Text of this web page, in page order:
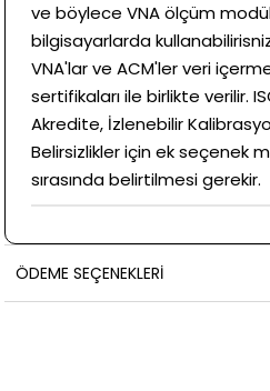
ve böylece VNA ölçüm
bilgisayarlarda
VNA'lar ve ACM'ler veri
sertifikaları ile birlikte verilir.
Akredite, İzlenebilir
Belirsizlikler için ek seçenek
sırasında belirtilmesi gerekir.
ÖDEME SEÇENEKLERI